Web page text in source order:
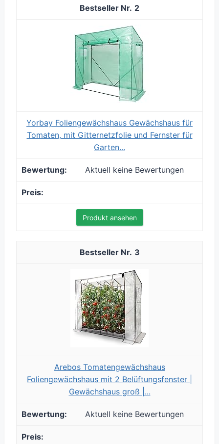
2
Yorbay Foliengewächshaus Gewächshaus für
Tomaten, mit Gitternetzfolie und Fernster für
Garten...
Aktuell keine Bewertungen
Produkt ansehen
3
Arebos Tomatengewächshaus
Foliengewächshaus mit 2 Belüftungsfenster |
Gewächshaus groß |...
Aktuell keine Bewertungen